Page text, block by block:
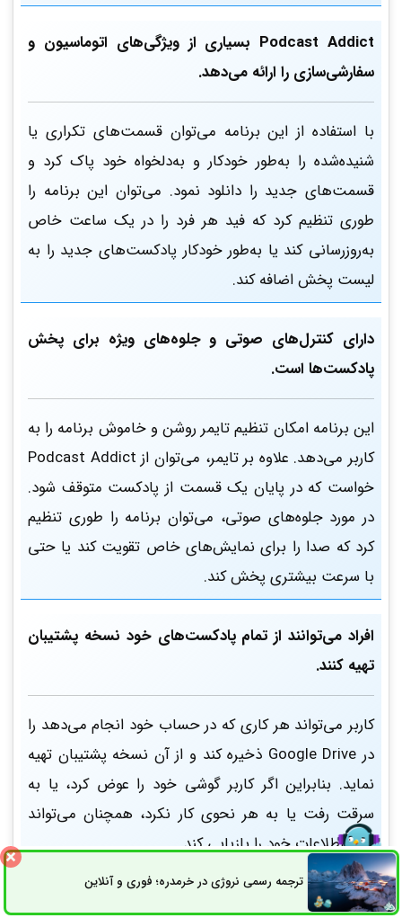
Podcast Addict بسیاری از ویژگی‌های اتوماسیون و
سفارشی‌سازی را ارائه می‌دهد.
با استفاده از این برنامه می‌توان قسمت‌های تکراری یا
شنیده‌شده را به‌طور خودکار و به‌دلخواه خود پاک کرد و
قسمت‌های جدید را دانلود نمود. می‌توان این برنامه را
طوری تنظیم کرد که فید هر فرد را در یک ساعت خاص
به‌روزرسانی کند یا به‌طور خودکار پادکست‌های جدید را به
لیست پخش اضافه کند.
دارای کنترل‌های صوتی و جلوه‌های ویژه برای پخش
پادکست‌ها است.
این برنامه امکان تنظیم تایمر روشن و خاموش برنامه را به
کاربر می‌دهد. علاوه بر تایمر، می‌توان از Podcast Addict
خواست که در پایان یک قسمت از پادکست متوقف شود.
در مورد جلوه‌های صوتی، می‌توان برنامه را طوری تنظیم
کرد که صدا را برای نمایش‌های خاص تقویت کند یا حتی
با سرعت بیشتری پخش کند.
افراد می‌توانند از تمام پادکست‌های خود نسخه پشتیبان
تهیه کنند.
کاربر می‌تواند هر کاری که در حساب خود انجام می‌دهد را
در Google Drive ذخیره کند و از آن نسخه پشتیبان تهیه
نماید. بنابراین اگر کاربر گوشی خود را عوض کرد، یا به
سرقت رفت یا به هر نحوی کار نکرد، همچنان می‌تواند
تمام اطلاعات خود را بازیابی کند.
ترجمه رسمی نروژی در خرمدره؛ فوری و آنلاینثبت سفارش راه های ارتباطی